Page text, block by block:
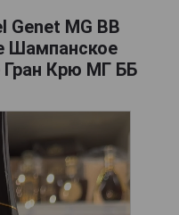
Genet MG BB
Шампанское
Крю МГ ББ